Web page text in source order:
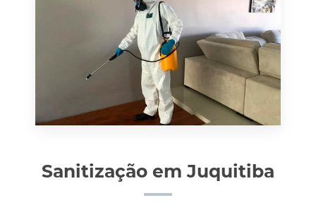
Sanitização em Juquitiba